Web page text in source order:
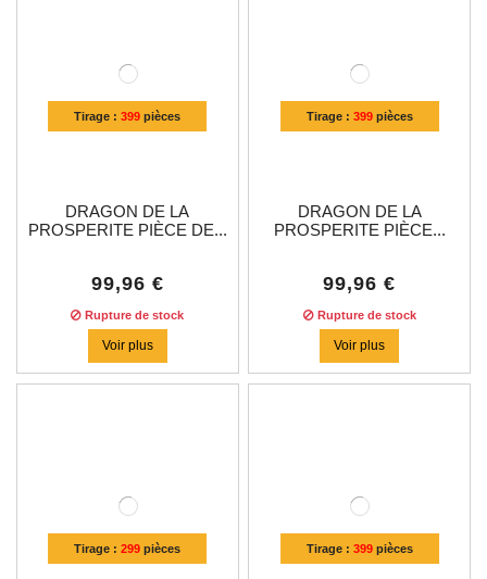
Tirage :399 pièces
DRAGON DE LA
PROSPERITE PIÈCE DE...
99,96 €
Rupture de stock
Voir plus
Tirage : 399pièces
DRAGON DE LA
PROSPERITE PIÈCE...
99,96 €
Rupture de stock
Voir plus
Tirage :299 pièces Tirage : 399pièces